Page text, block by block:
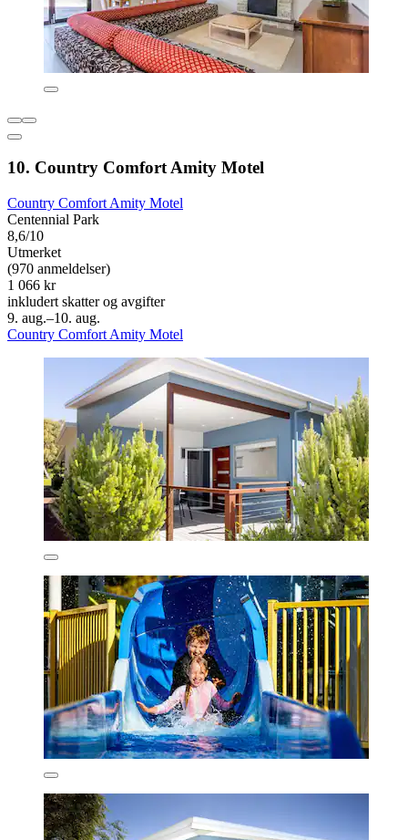
10. Country Comfort Amity Motel
Country Comfort Amity Motel
Centennial Park
8,6/10
Utmerket
(970 anmeldelser)
1 066 kr
inkludert skatter og avgifter
9. aug.–10. aug.
Country Comfort Amity Motel